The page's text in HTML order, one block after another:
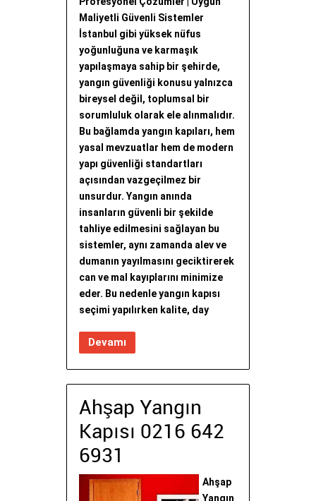
Maliyetli Güvenli Sistemler
İstanbul gibi yüksek nüfus
yoğunluğuna ve karmaşık
yapılaşmaya sahip bir şehirde,
yangın güvenliği konusu yalnızca
bireysel değil, toplumsal bir
sorumluluk olarak ele alınmalıdır.
Bu bağlamda yangın kapıları, hem
yasal mevzuatlar hem de modern
yapı güvenliği standartları
açısından vazgeçilmez bir
unsurdur. Yangın anında
insanların güvenli bir şekilde
tahliye edilmesini sağlayan bu
sistemler, aynı zamanda alev ve
dumanın yayılmasını geciktirerek
can ve mal kayıplarını minimize
eder. Bu nedenle yangın kapısı
seçimi yapılırken kalite, day
Devamı
Ahşap Yangın
Kapısı 0216 642
6931
Ahşap
Yangın